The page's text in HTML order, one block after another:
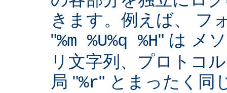
きます。例えば、 フ
"%m %U%q %H" は メ
リ文字列、プロトコ
局 "%r" とまったく同